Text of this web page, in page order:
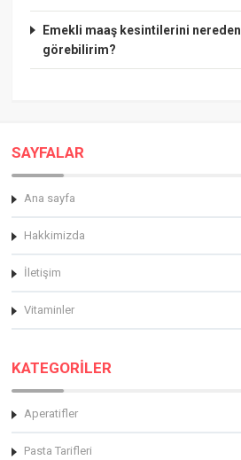
Emekli maaş kesintilerini nereden
görebilirim?
SAYFALAR
Ana sayfa
Hakkimizda
İletişim
Vitaminler
KATEGORİLER
Aperatifler
Pasta Tarifleri